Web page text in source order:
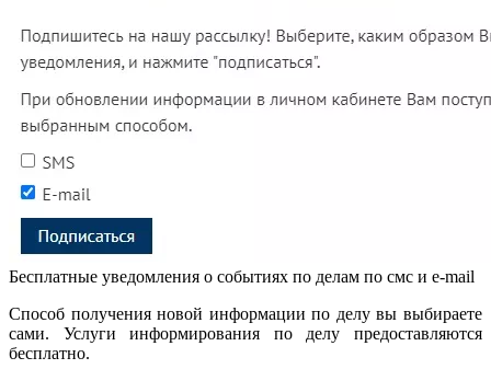
Бесплатные уведомления о событиях по делам по смс и e-mail
Способ получения новой информации по делу вы выбираете
сами. Услуги информирования по делу предоставляются
бесплатно.